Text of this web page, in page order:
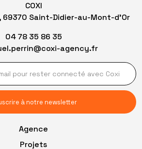
COXI
69370 Saint-Didier-au-Mont-d’Or
04 78 35 86 35
agency.fr
Agence
Projets